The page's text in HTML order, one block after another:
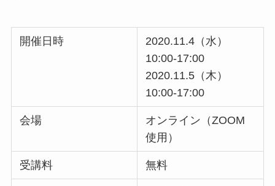
開催日時
2020.11.4（水）
10:00-17:00
2020.11.5（木）
10:00-17:00
会場
オンライン（ZOOM
使用）
受講料 無料